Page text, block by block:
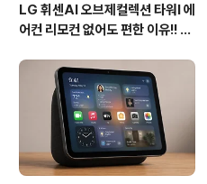
LG 휘센AI 오브제컬렉션 타워I 에
어컨 리모컨 없어도 편한 이유!! 7
후기